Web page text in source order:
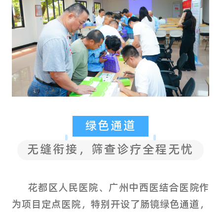
绿色通道
无缝衔接，筛查诊疗全程无忧
花都区人民医院、广州中西医结合医院作
为项目定点医院，特别开设了肠镜绿色通道，